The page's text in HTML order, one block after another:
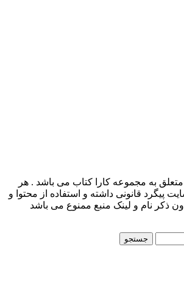
به مجموعه کارا کتاب می باشد . هر
پیگرد قانونی داشته و استفاده از محتوا و
ذکر نام و لینک منبع ممنوع می باشد
جستجو